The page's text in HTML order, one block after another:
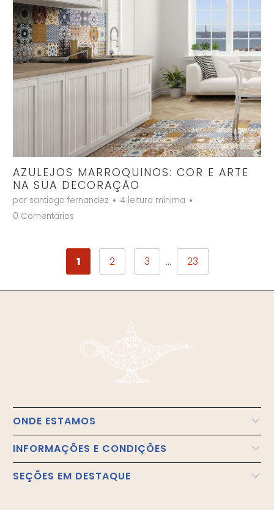
AZULEJOS MARROQUINOS: COR E ARTE
NA SUA DECORAÇÃO
por santiago fernandez
4 leitura mínima
0 Comentários
1 2 3 … 23
ONDE ESTAMOS
INFORMAÇÕES E CONDIÇÕES
SEÇÕES EM DESTAQUE